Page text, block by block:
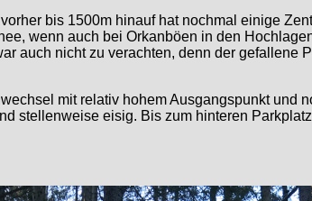
bis 1500m hinauf hat nochmal einige
wenn auch bei Orkanböen in den
auch nicht zu verachten, denn der gefallene
mit relativ hohem Ausgangspunkt und
stellenweise eisig. Bis zum hinteren